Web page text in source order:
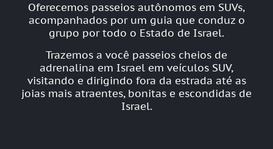
Oferecemos passeios autônomos em SUVs,
acompanhados por um guia que conduz o
grupo por todo o Estado de Israel.
Trazemos a você passeios cheios de
adrenalina em Israel em veículos SUV,
visitando e dirigindo fora da estrada até as
joias mais atraentes, bonitas e escondidas de
Israel.